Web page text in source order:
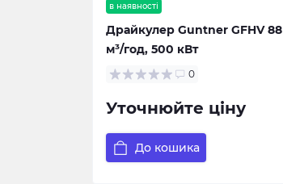
в наявності
Драйкулер Guntner GFHV 88
м³/год, 500 кВт
0
Уточнюйте ціну
До кошика